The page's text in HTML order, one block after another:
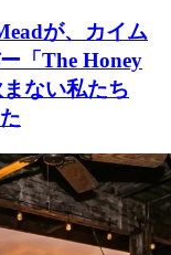
が、カイム
「The Honey
ない私たち